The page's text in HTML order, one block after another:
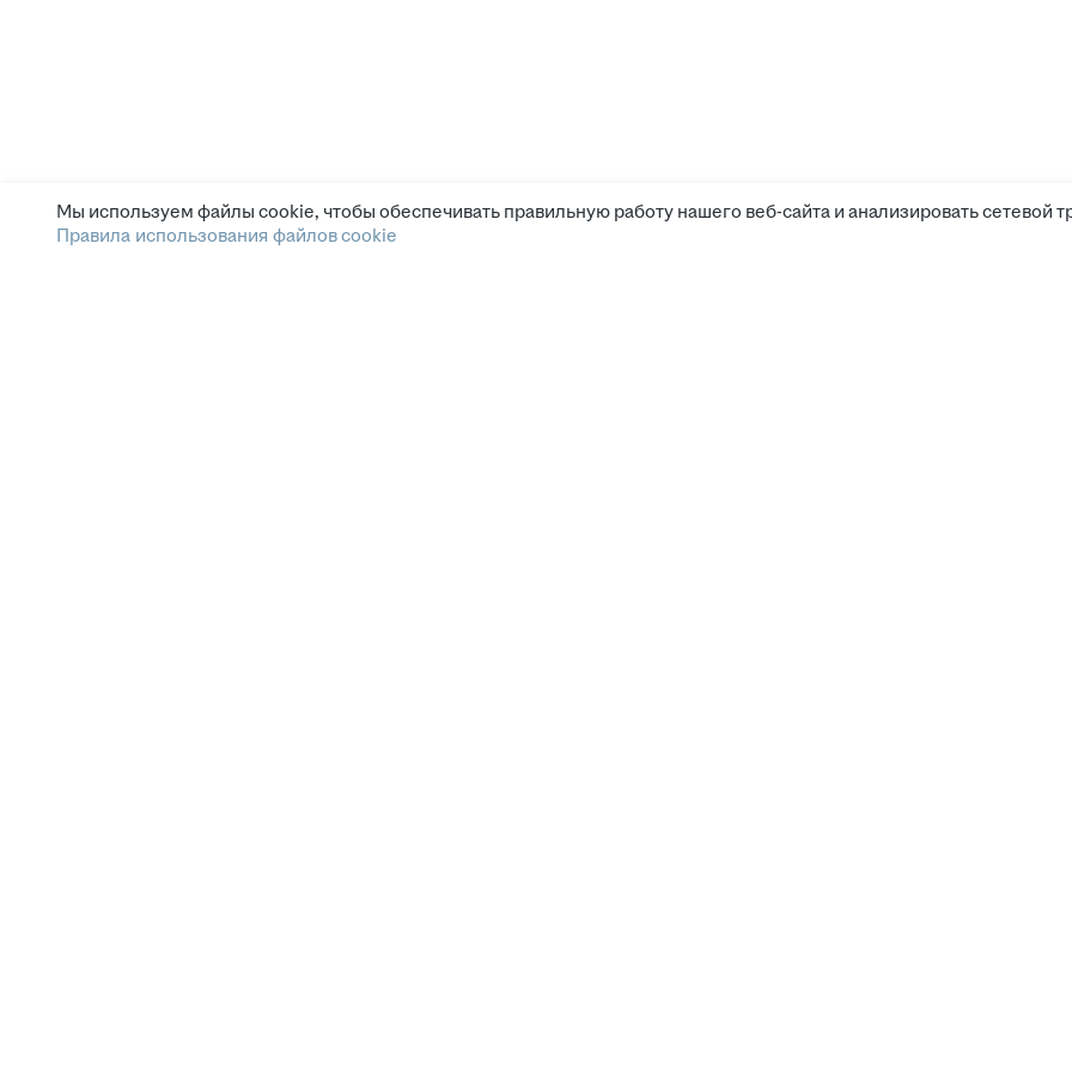
Мы используем файлы cookie, чтобы обеспечивать правильную работу нашего веб-сайта и анализировать сетевой
Правила использования файлов cookie